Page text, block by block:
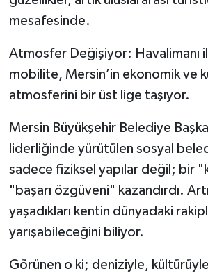
mesafesinde.
Atmosfer Değişiyor: Havalimanı
mobilite, Mersin’in ekonomik ve
atmosferini bir üst lige taşıyor.
Mersin Büyükşehir Belediye
liderliğinde yürütülen sosyal
sadece fiziksel yapılar değil; bir
"başarı özgüveni" kazandırdı.
yaşadıkları kentin dünyadaki
yarışabileceğini biliyor.
Görünen o ki; deniziyle,